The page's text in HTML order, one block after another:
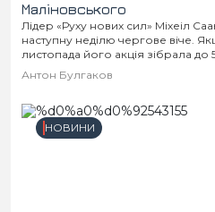
Маліновського
Лідер «Руху нових сил» Міхеіл
наступну неділю чергове віче.
листопада його акція зібрала до
багатотисячний протест політик...
Антон Булгаков
НОВИНИ